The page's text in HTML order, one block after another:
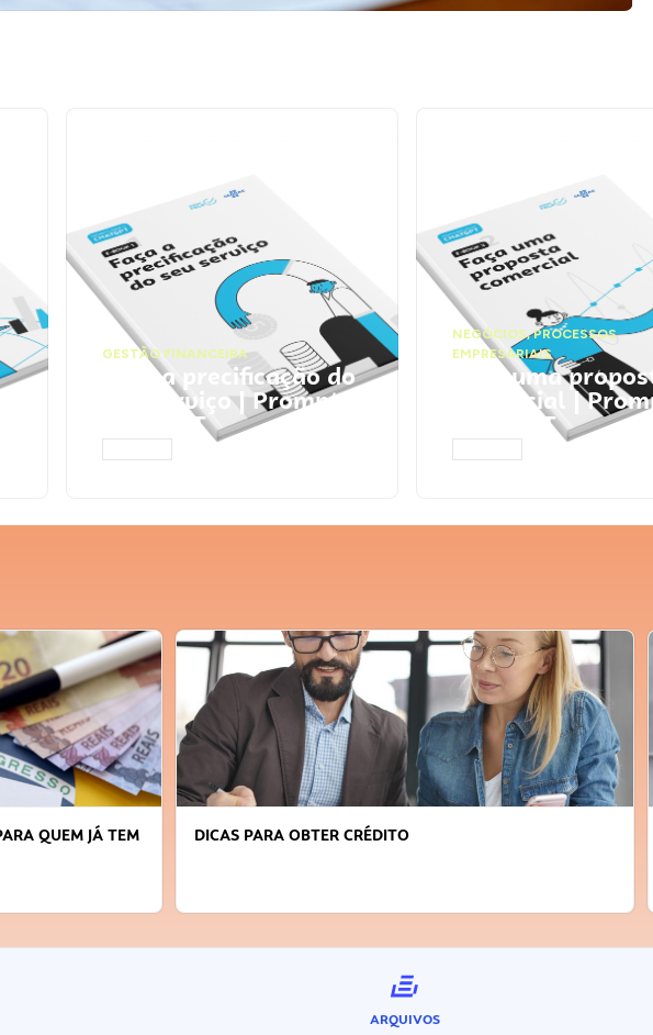
GESTÃO FINANCEIRA
Faça a precificação do
seu serviço | Prompts
ChatGPT
NEGÓCIOS,PROCESSOS
EMPRESARIAIS
Faça uma
comercial |
ChatGPT
FAÇA A DIFERENÇA: SEJA SUSTENTÁVEL, SEJA
ARQUIVOS